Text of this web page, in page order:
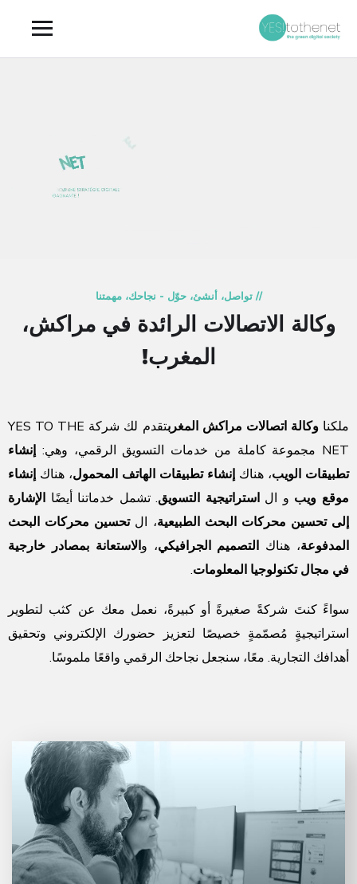
// تواصل، أنشئ، حوّل - نجاحك، مهمتنا
وكالة الاتصالات الرائدة في مراكش،
المغرب!
ملكناوكالة اتصالات مراكش المغرب
تقدم لك شركة YES TO THE
NET مجموعة كاملة من خدمات التسويق الرقمي، وهي:
إنشاء
تطبيقات الويب، هناكإنشاء تطبيقات الهاتف المحمول، هناكإنشاء
موقع ويب و الاستراتيجية التسويق.تشمل خدماتنا أيضًا الإشارة
إلى تحسين محركات البحث الطبيعية، التحسين محركات البحث
المدفوعة، هناك التصميم الجرافيكي، والاستعانة بمصادر خارجية
في مجال تكنولوجيا المعلومات.
سواءً كنتَ شركةً صغيرةً أو كبيرةً، نعمل معك عن كثب لتطوير
استراتيجيةٍ مُصمّمةٍ خصيصًا لتعزيز حضورك الإلكتروني وتحقيق
أهدافك التجارية. معًا، سنجعل نجاحك الرقمي واقعًا ملموسًا.
نحن متخصصون في تصميم وإنشاء وتطوير مواقع الويب.